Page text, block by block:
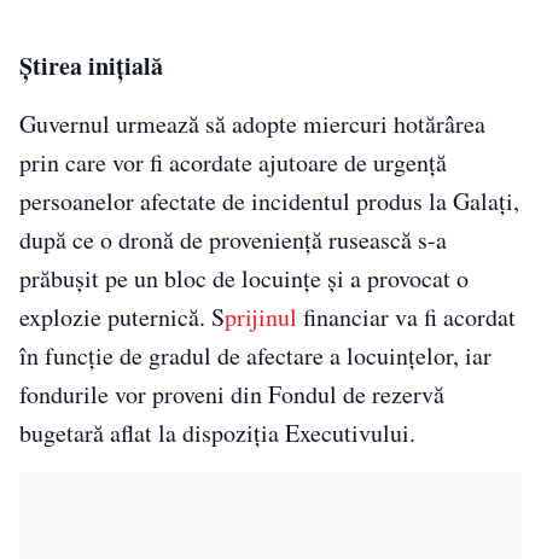
Știrea inițială
Guvernul urmează să adopte miercuri hotărârea
prin care vor fi acordate ajutoare de urgență
persoanelor afectate de incidentul produs la Galați,
după ce o dronă de proveniență rusească s-a
prăbușit pe un bloc de locuințe și a provocat o
explozie puternică. Sprijinul financiar va fi acordat
în funcție de gradul de afectare a locuințelor, iar
fondurile vor proveni din Fondul de rezervă
bugetară aflat la dispoziția Executivului.